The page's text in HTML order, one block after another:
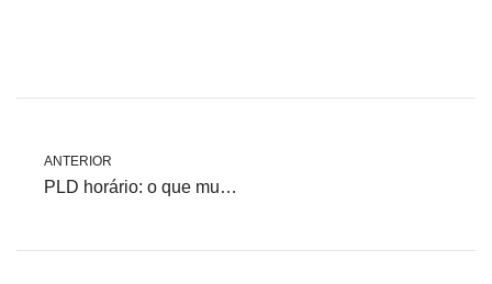
ANTERIOR
PLD horário: o que mudou e como afeta estratégias de compra